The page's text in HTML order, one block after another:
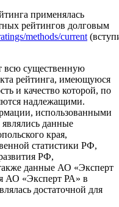
применялась
рейтингов долговым
methods/current
всю существенную
рейтинга, имеющуюся
и качество которой, по
надлежащими.
использованными
являлись данные
края,
статистики РФ,
РФ,
данные АО «Эксперт
АО «Эксперт РА» в
достаточной для